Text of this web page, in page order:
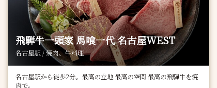
飛騨牛一頭家 馬喰一代 名古屋WEST
名古屋駅 / 焼肉、牛料理
名古屋駅から徒歩2分。最高の立地 最高の空間 最高の飛騨牛を焼
肉で。